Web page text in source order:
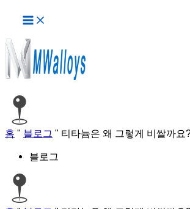
로
건
너
기
인
메
뉴
홈 " 블로그 " 티타늄은 왜 그렇게 비쌀까요
블로그